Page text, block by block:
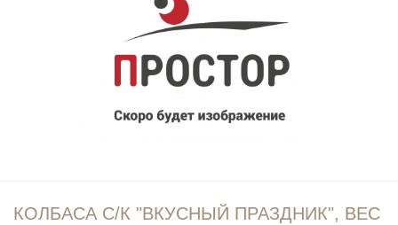
КОЛБАСА С/К "ВКУСНЫЙ ПРАЗДНИК", ВЕС